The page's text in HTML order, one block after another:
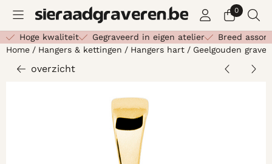
Cookievoorkeuren zijn beschikbaar. Kies instellingen of
0
Hoge kwaliteit Gegraveerd in eigen atelier
Breed
Home / Hangers & kettingen / Hangers hart / Geelgouden
overzicht